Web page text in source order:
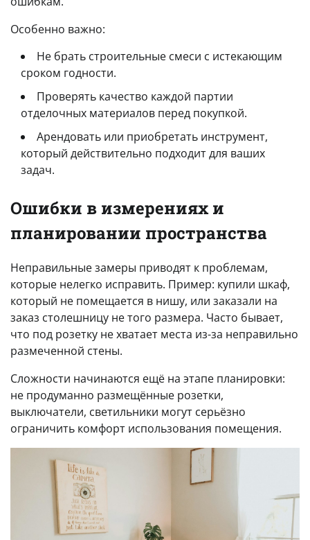
Особенно важно:
Не брать строительные смеси с истекающим
сроком годности.
Проверять качество каждой партии
отделочных материалов перед покупкой.
Арендовать или приобретать инструмент,
который действительно подходит для ваших
задач.
Ошибки в измерениях и
планировании пространства
Неправильные замеры приводят к проблемам,
которые нелегко исправить. Пример: купили шкаф,
который не помещается в нишу, или заказали на
заказ столешницу не того размера. Часто бывает,
что под розетку не хватает места из-за неправильно
размеченной стены.
Сложности начинаются ещё на этапе планировки:
не продуманно размещённые розетки,
выключатели, светильники могут серьёзно
ограничить комфорт использования помещения.